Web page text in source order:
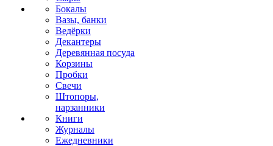
Бокалы
Вазы, банки
Ведёрки
Декантеры
Деревянная посуда
Корзины
Пробки
Свечи
Штопоры,
нарзанники
Книги
Журналы
Ежедневники